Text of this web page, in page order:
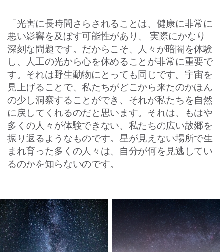
「光害に長時間さらされることは、健康に非常に
悪い影響を及ぼす可能性があり、 実際にかなり
深刻な問題です。だからこそ、人々が暗闇を体験
し、人工の光から心を休めることが非常に重要で
す。それは野生動物にとっても同じです。宇宙を
見上げることで、私たちがどこから来たのかほん
の少し洞察することができ、それが私たちを自然
に戻してくれるのだと思います。それは、もはや
多くの人々が体験できない、私たちの広い故郷を
振り返るようなものです。星が見えない場所で生
まれ育った多くの人々は、自分が何を見逃してい
るのかを知らないのです。」